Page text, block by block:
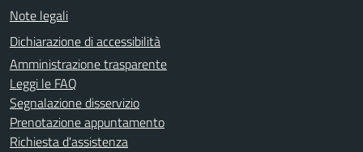
Note legali
Dichiarazione di accessibilità
Amministrazione trasparente
Leggi le FAQ
Segnalazione disservizio
Prenotazione appuntamento
Richiesta d'assistenza